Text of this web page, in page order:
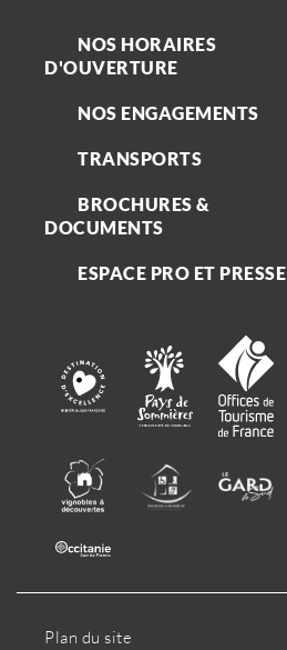
NOS HORAIRES
D'OUVERTURE
NOS ENGAGEMENTS
TRANSPORTS
BROCHURES &
DOCUMENTS
ESPACE PRO ET PRESSE
Plan du site